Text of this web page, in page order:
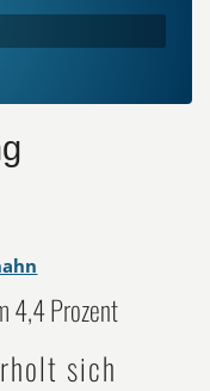
4,4 Prozent
sich